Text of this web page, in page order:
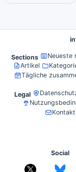
Sections
Neueste
Artikel
Tägliche
Legal
Kontakt
Social